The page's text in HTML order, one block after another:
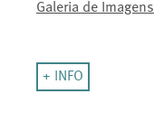
Galeria de Imagens
+ INFO